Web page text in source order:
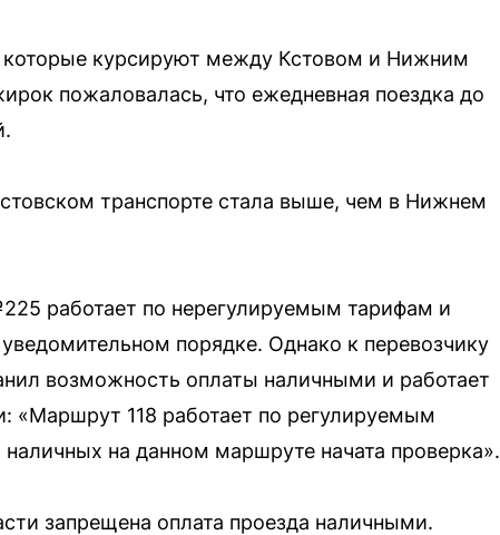
курсируют между Кстовом и Нижним
пожаловалась, что ежедневная поездка до
транспорте стала выше, чем в Нижнем
работает по нерегулируемым тарифам и
порядке. Однако к перевозчику
возможность оплаты наличными и работает
«Маршрут 118 работает по регулируемым
на данном маршруте начата проверка».
запрещена оплата проезда наличными.